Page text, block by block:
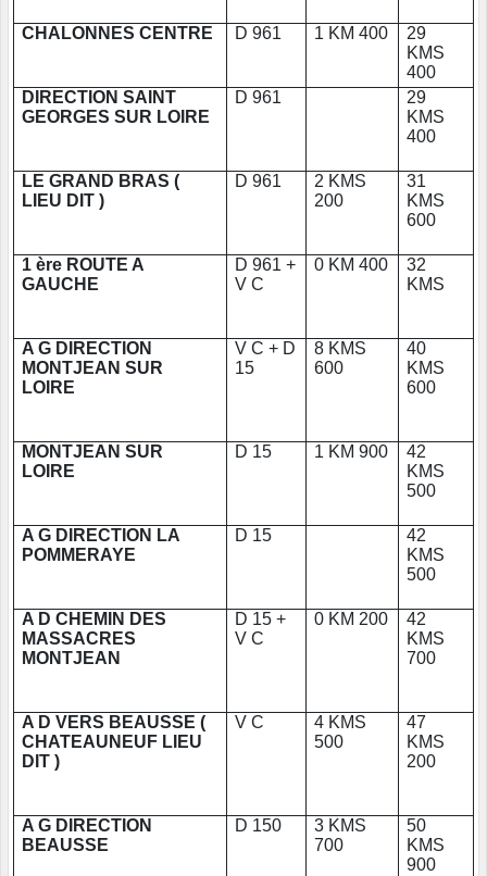
CHALONNES CENTRE D 961 1 KM 400
29
KMS
400
DIRECTION SAINT
GEORGES SUR LOIRE
D 961
29
KMS
400
LE GRAND BRAS (
LIEU DIT )
D 961
2 KMS
200
31
KMS
600
1 ère ROUTE A
GAUCHE
D 961 +
V C
0 KM 400
32
KMS
A G DIRECTION
MONTJEAN SUR
LOIRE
V C + D
15
8 KMS
600
40
KMS
600
MONTJEAN SUR
LOIRE
D 15 1 KM 900
42
KMS
500
A G DIRECTION LA
POMMERAYE
D 15
42
KMS
500
A D CHEMIN DES
MASSACRES
MONTJEAN
D 15 +
V C
0 KM 200
42
KMS
700
A D VERS BEAUSSE (
CHATEAUNEUF LIEU
DIT )
V C
4 KMS
500
47
KMS
200
A G DIRECTION
BEAUSSE
D 150
3 KMS
700
50
KMS
900